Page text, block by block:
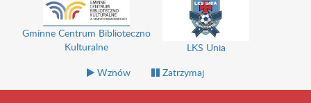
Gminne Centrum Biblioteczno
Kulturalne
LKS Unia
Wznów
Zatrzymaj